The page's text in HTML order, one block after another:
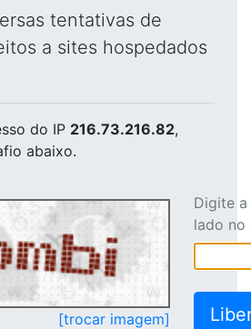
tentativas de
a sites hospedados
do IP 216.73.216.82,
abaixo.
[trocar imagem]
Digite
lado no